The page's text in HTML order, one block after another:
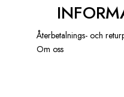
Återbetalnings- och
Om oss